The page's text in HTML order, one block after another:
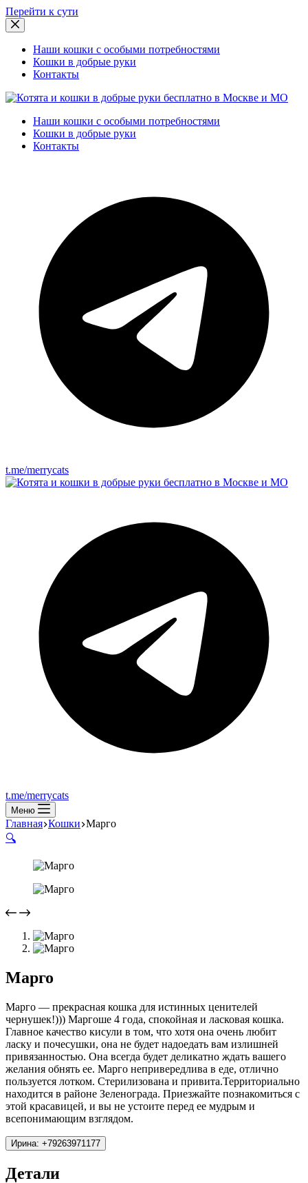
Перейти к сути
Наши кошки с особыми потребностями
Кошки в добрые руки
Контакты
Наши кошки с особыми потребностями
Кошки в добрые руки
Контакты
t.me/merrycats
t.me/merrycats
Меню
Главная Кошки Марго
🔍
Марго
Марго — прекрасная кошка для истинных ценителей
чернушек!))) Маргоше 4 года, спокойная и ласковая кошка.
Главное качество кисули в том, что хотя она очень любит
ласку и почесушки, она не будет надоедать вам излишней
привязанностью. Она всегда будет деликатно ждать вашего
желания обнять ее. Марго непривередлива в еде, отлично
пользуется лотком. Стерилизована и привита.Территориально
находится в районе Зеленограда. Приезжайте познакомиться с
этой красавицей, и вы не устоите перед ее мудрым и
всепонимающим взглядом.
Ирина: +79263971177
Детали